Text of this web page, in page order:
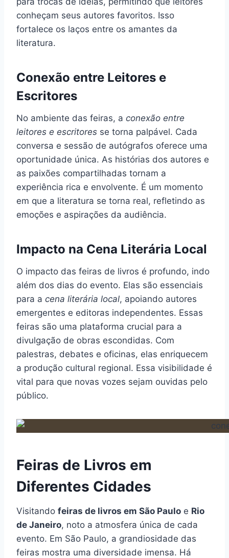
conheçam seus autores favoritos. Isso
fortalece os laços entre os amantes da
literatura.
Conexão entre Leitores e
Escritores
No ambiente das feiras, a conexão entre
leitores e escritores se torna palpável. Cada
conversa e sessão de autógrafos oferece uma
oportunidade única. As histórias dos autores e
as paixões compartilhadas tornam a
experiência rica e envolvente. É um momento
em que a literatura se torna real, refletindo as
emoções e aspirações da audiência.
Impacto na Cena Literária Local
O impacto das feiras de livros é profundo, indo
além dos dias do evento. Elas são essenciais
para a cena literária local, apoiando autores
emergentes e editoras independentes. Essas
feiras são uma plataforma crucial para a
divulgação de obras escondidas. Com
palestras, debates e oficinas, elas enriquecem
a produção cultural regional. Essa visibilidade é
vital para que novas vozes sejam ouvidas pelo
público.
Feiras de Livros em
Diferentes Cidades
Visitando feiras de livros em São Paulo e Rio
de Janeiro, noto a atmosfera única de cada
evento. Em São Paulo, a grandiosidade das
feiras mostra uma diversidade imensa. Há